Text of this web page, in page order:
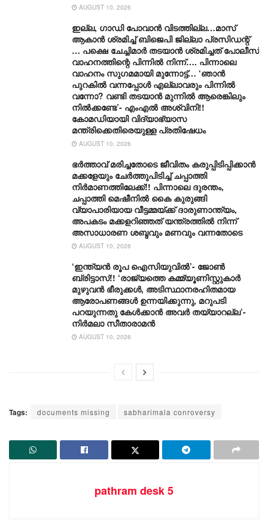
AUGUST 10, 2026
ഇല്ല, ​ഗാഡി പോവാൻ വിടത്തില്ല…മാസ്
ആകാൻ ശ്രമിച്ച് ബിജെപി ജില്ലാ പ്രസിഡന്റ്
… പക്ഷെ ചേച്ചിമാർ തടയാൻ ശ്രമിച്ചത് പോലീസ്
വാഹനത്തിന്റെ പിന്നിൽ നിന്ന്…. പിന്നാലെ
വാഹനം സു​ഗമമായി മുന്നോട്ട്… ‘ഞാൻ
പുറകിൽ വന്നപ്പോൾ എല്ലാവരും പിന്നിൽ
വന്നോ? വണ്ടി തടയാൻ മുന്നിൽ ആരെങ്കിലും
നിൽക്കണ്ടേ’- എംഎൽ അശ്വിനി!!
കോമഡിയായി വിദ്യാഭ്യാസ
മന്ത്രിക്കെതിരെയുള്ള പ്രതിഷേധം
AUGUST 10, 2026
ഭർത്താവ് മരിച്ചതോടെ ജീവിതം കരുപ്പിടിപ്പിക്കാൻ
മക്കളേയും ചേർത്തുപിടിച്ച് ചപ്പാത്തി
നിർമാണത്തിലേക്ക്!! പിന്നാലെ ദുരന്തം,
ചപ്പാത്തി മെഷീനിൽ കൈ കുരുങ്ങി
വ്യാപാരിയായ വീട്ടമ്മയ്ക്ക് ദാരുണാന്ത്യം,
അപകടം മക്കളറിഞ്ഞത് യന്ത്രത്തിൽ നിന്ന്
അസാധാരണ ശബ്ദവും മണവും വന്നതോടെ
AUGUST 10, 2026
‘ഇന്ത്യൻ രൂപ ഐസിയുവിൽ’- ജോൺ
ബ്രിട്ടാസ്!! ‘രാജ്യത്തെ കമ്മ്യൂണിസ്റ്റുകാർ
മുഴുവൻ ഭീരുക്കൾ, അടിസ്ഥാനരഹിതമായ
ആരോപണങ്ങൾ ഉന്നയിക്കുന്നു, മറുപടി
പറയുന്നതു കേൾക്കാൻ അവർ തയ്യാറല്ല’-
നിർമലാ സീതാരാമൻ
AUGUST 10, 2026
Tags: documents missing sabharimala conroversy
pathram desk 5